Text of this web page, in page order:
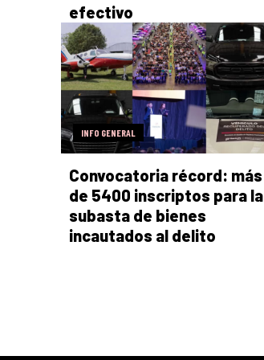
efectivo
INFO GENERAL
Convocatoria récord: más
de 5400 inscriptos para la
subasta de bienes
incautados al delito